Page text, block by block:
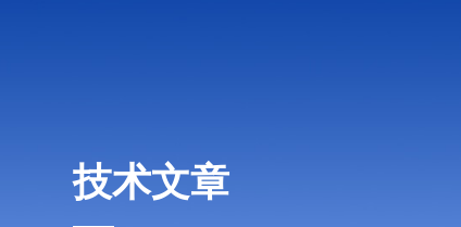
技术文章